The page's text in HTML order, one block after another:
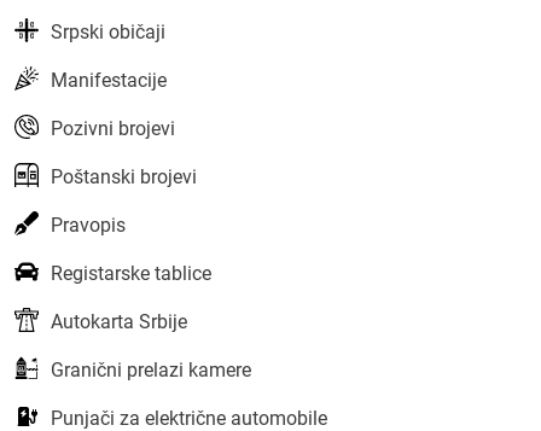
Srpski običaji
Manifestacije
Pozivni brojevi
Poštanski brojevi
Pravopis
Registarske tablice
Autokarta Srbije
Granični prelazi kamere
Punjači za električne automobile